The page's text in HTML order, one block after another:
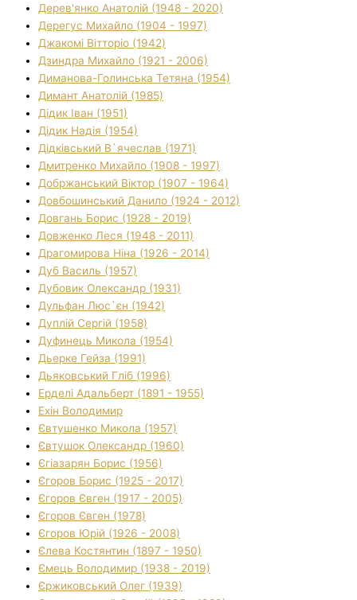
Дерев'янко Анатолій (1948 - 2020)
Дерегус Михайло (1904 - 1997)
Джакомі Вітторіо (1942)
Дзиндра Михайло (1921 - 2006)
Диманова-Голинська Тетяна (1954)
Димант Анатолій (1985)
Дідик Іван (1951)
Дідик Надія (1954)
Дідківський В`ячеслав (1971)
Дмитренко Михайло (1908 - 1997)
Добржанський Віктор (1907 - 1964)
Довбошинський Данило (1924 - 2012)
Довгань Борис (1928 - 2019)
Довженко Леся (1948 - 2011)
Драгомирова Ніна (1926 - 2014)
Дуб Василь (1957)
Дубовик Олександр (1931)
Дульфан Люс`єн (1942)
Дуплій Сергій (1958)
Дуфинець Микола (1954)
Дьерке Гейза (1991)
Дьяковський Гліб (1996)
Ерделі Адальберт (1891 - 1955)
Ехін Володимир
Євтушенко Микола (1957)
Євтушок Олександр (1960)
Єгіазарян Борис (1956)
Єгоров Борис (1925 - 2017)
Єгоров Євген (1917 - 2005)
Єгоров Євген (1978)
Єгоров Юрій (1926 - 2008)
Єлева Костянтин (1897 - 1950)
Ємець Володимир (1938 - 2019)
Єржиковський Олег (1939)